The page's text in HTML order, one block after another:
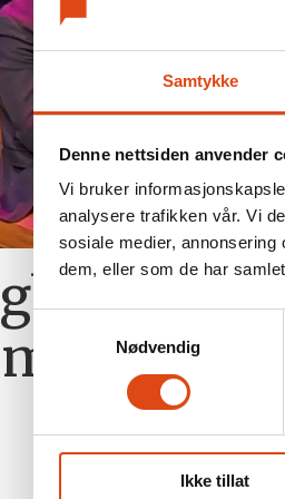
Samtykke
Denne nettsiden anvender
Vi bruker
analysere trafikken vår. Vi
sosiale medier,
dem, eller som de har
Nødvendig
Ikke tillat